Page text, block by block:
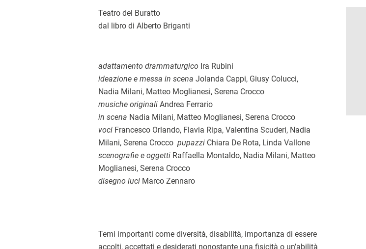
Teatro del Buratto
dal libro di Alberto Briganti
adattamento drammaturgico Ira Rubini
ideazione e messa in scena Jolanda Cappi, Giusy Colucci,
Nadia Milani, Matteo Moglianesi, Serena Crocco
musiche originali Andrea Ferrario
in scena Nadia Milani, Matteo Moglianesi, Serena Crocco
voci Francesco Orlando, Flavia Ripa, Valentina Scuderi, Nadia
Milani, Serena Crocco pupazzi Chiara De Rota, Linda Vallone
scenografie e oggetti Raffaella Montaldo, Nadia Milani, Matteo
Moglianesi, Serena Crocco
disegno luci Marco Zennaro
Temi importanti come diversità, disabilità, importanza di essere
accolti, accettati e desiderati nonostante una fisicità o un’abilità